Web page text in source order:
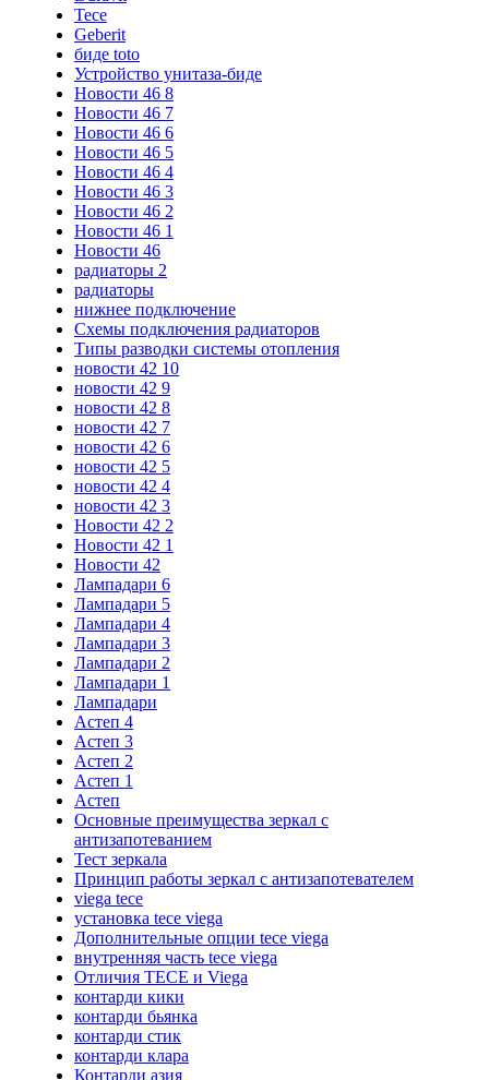
Tece
Geberit
биде toto
Устройство унитаза-биде
Новости 46 8
Новости 46 7
Новости 46 6
Новости 46 5
Новости 46 4
Новости 46 3
Новости 46 2
Новости 46 1
Новости 46
радиаторы 2
радиаторы
нижнее подключение
Схемы подключения радиаторов
Типы разводки системы отопления
новости 42 10
новости 42 9
новости 42 8
новости 42 7
новости 42 6
новости 42 5
новости 42 4
новости 42 3
Новости 42 2
Новости 42 1
Новости 42
Лампадари 6
Лампадари 5
Лампадари 4
Лампадари 3
Лампадари 2
Лампадари 1
Лампадари
Астеп 4
Астеп 3
Астеп 2
Астеп 1
Астеп
Основные преимущества зеркал с
антизапотеванием
Тест зеркала
Принцип работы зеркал с антизапотевателем
viega tece
установка tece viega
Дополнительные опции tece viega
внутренняя часть tece viega
Отличия TECE и Viega
контарди кики
контарди бьянка
контарди стик
контарди клара
Контарди азия